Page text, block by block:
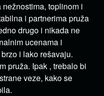
toplinom i
i partnerima pruža
drugo i nikada ne
ucenama i
i lako rešavaju.
pruža. Ipak , trebalo bi
veze, kako se